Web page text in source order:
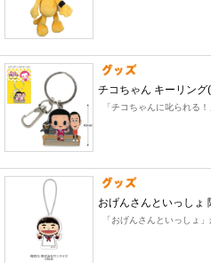
チコちゃん キーリン
「チコちゃんに叱られる
おげんさんといっしょ
「おげんさんといっしょ